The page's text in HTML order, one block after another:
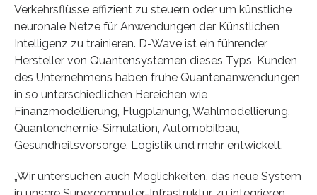
Verkehrsflüsse effizient zu steuern oder um künstliche
neuronale Netze für Anwendungen der Künstlichen
Intelligenz zu trainieren. D-Wave ist ein führender
Hersteller von Quantensystemen dieses Typs, Kunden
des Unternehmens haben frühe Quantenanwendungen
in so unterschiedlichen Bereichen wie
Finanzmodellierung, Flugplanung, Wahlmodellierung,
Quantenchemie-Simulation, Automobilbau,
Gesundheitsvorsorge, Logistik und mehr entwickelt.
„Wir untersuchen auch Möglichkeiten, das neue System